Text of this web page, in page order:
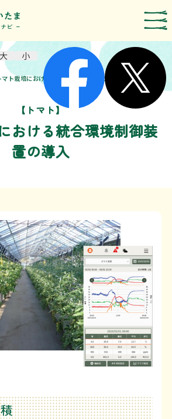
技術の紹介
ー検索
イベント
制度
マート農業の取組
意等
せ
マト栽培における統合環境制御装置の導入
大 小
【トマト】
おける統合環境制御装
置の導入